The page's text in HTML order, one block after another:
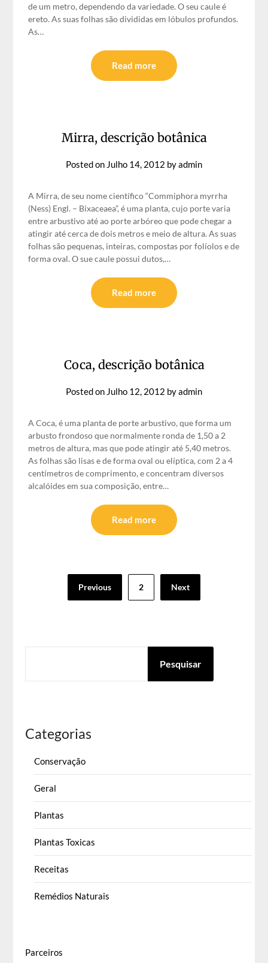
de um metro, dependendo da variedade. O seu caule é
ereto. As suas folhas são divididas em lóbulos profundos.
As…
Read more
Mirra, descrição botânica
Posted on Julho 14, 2012 byadmin
A Mirra, de seu nome científico “Commiphora myrrha
(Ness) Engl. – Bixaceaea”, é uma planta, cujo porte varia
entre arbustivo até ao porte arbóreo que pode chegar a
atingir até cerca de dois metros e meio de altura. As suas
folhas são pequenas, inteiras, compostas por folíolos e de
forma oval. O sue caule possui dutos,…
Read more
Coca, descrição botânica
Posted on Julho 12, 2012 byadmin
A Coca, é uma planta de porte arbustivo, que forma um
arbusto frondoso que normalmente ronda de 1,50 a 2
metros de altura, mas que pode atingir até 5,40 metros.
As folhas são lisas e de forma oval ou elíptica, com 2 a 4
centímetros de comprimento, e concentram diversos
alcalóides em sua composição, entre…
Read more
Paginação Previous 2 Next
Pesquisar
Categorias
Conservação
Geral
Plantas
Plantas Toxicas
Receitas
Remédios Naturais
Parceiros